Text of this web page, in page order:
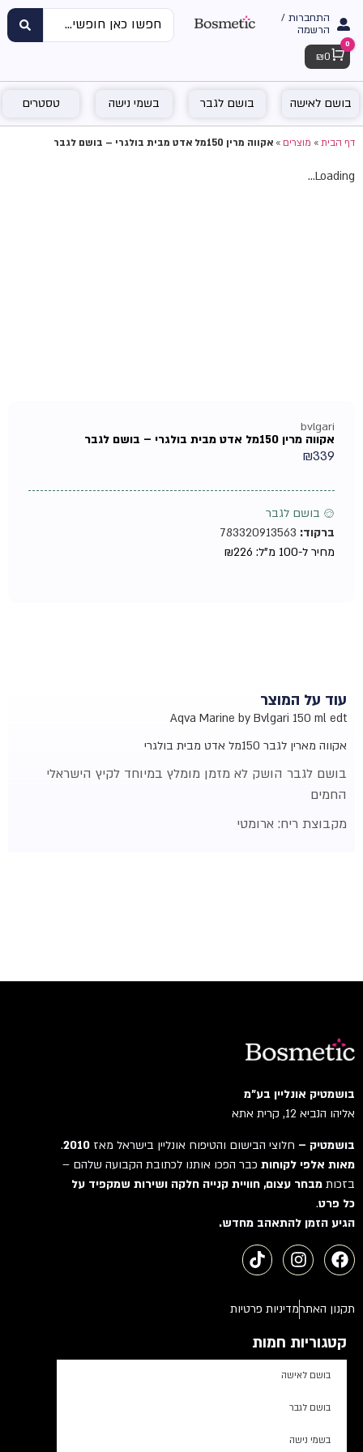
התחברות /
הרשמה
Cart
0
₪ 0
בושם לאישה בושם לגבר בשמי נישה טסטרים
דף הבית»מוצרים»אקווה מרין 150מל אדט מבית בולגרי – בושם לגבר
Loading...
bvlgari
אקווה מרין 150מל אדט מבית בולגרי – בושם לגבר
₪339
♂ בושם לגבר
ברקוד:783320913563
מחיר ל-100 מ"ל:
₪226
עוד על המוצר
Aqva Marine by Bvlgari 150 ml edt
אקווה מארין לגבר 150מל אדט מבית בולגרי
בושם לגבר הושק לא מזמן מומלץ במיוחד לקיץ הישראלי
החמים
מקבוצת ריח:ארומטי
בושמטיק אונליין בע"מ
אליהו הנביא 12, קרית אתא
בושמטיק –חלוצי הבישום והטיפוח אונליין בישראל מאז2010
.
מאות אלפי לקוחותכבר הפכו אותנו לכתובת הקבועה שלהם –
בזכותמבחר עצום, חוויית קנייה חלקה ושירות שמקפיד על
כל פרט.
הגיע הזמן להתאהב מחדש.
תקנון האתרמדיניות פרטיות
קטגוריות חמות
בושם לאישה
בושם לגבר
בשמי נישה